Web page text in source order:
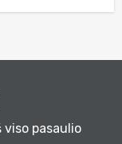
viso pasaulio